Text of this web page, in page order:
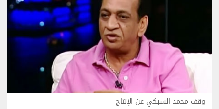
وقف محمد السبكي عن الإنتاج